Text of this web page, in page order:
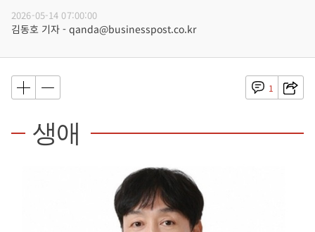
2026-05-14 07:00:00
김동호 기자 - qanda@businesspost.co.kr
1
생애